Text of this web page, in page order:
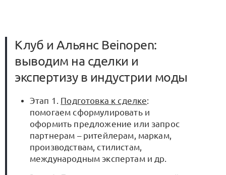
Клуб и Альянс Beinopen:
выводим на сделки и
экспертизу в индустрии моды
Этап 1. Подготовка к сделке:
помогаем сформулировать и
оформить предложение или запрос
партнерам – ритейлерам, маркам,
производствам, стилистам,
международным экспертам и др.